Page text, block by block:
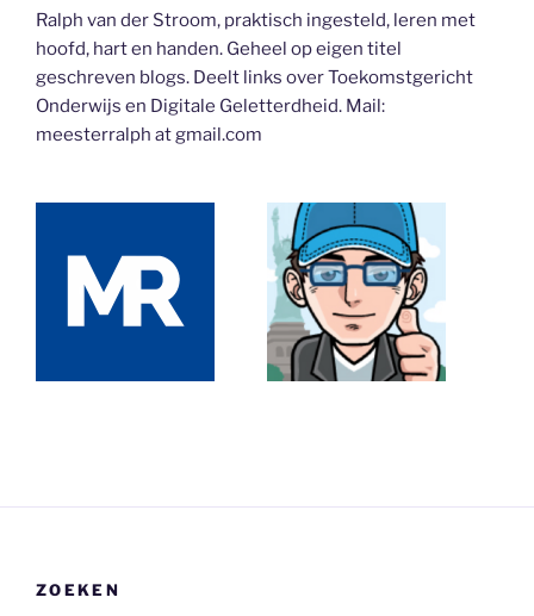
Ralph van der Stroom, praktisch ingesteld, leren met
hoofd, hart en handen. Geheel op eigen titel
geschreven blogs. Deelt links over Toekomstgericht
Onderwijs en Digitale Geletterdheid. Mail:
meesterralph at gmail.com
ZOEKEN